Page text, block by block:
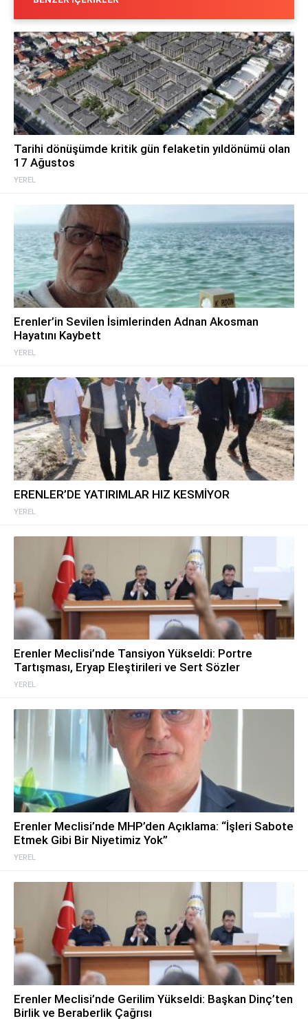
YEREL
Tarihi dönüşümde kritik gün felaketin yıldönümü olan
17 Ağustos
YEREL
Erenler’in Sevilen İsimlerinden Adnan Akosman
Hayatını Kaybett
YEREL
ERENLER’DE YATIRIMLAR HIZ KESMİYOR
YEREL
Erenler Meclisi’nde Tansiyon Yükseldi: Portre
Tartışması, Eryap Eleştirileri ve Sert Sözler
YEREL
Erenler Meclisi’nde MHP’den Açıklama: “İşleri Sabote
Etmek Gibi Bir Niyetimiz Yok”
Erenler Meclisi’nde Gerilim Yükseldi: Başkan Dinç’ten
Birlik ve Beraberlik Çağrısı